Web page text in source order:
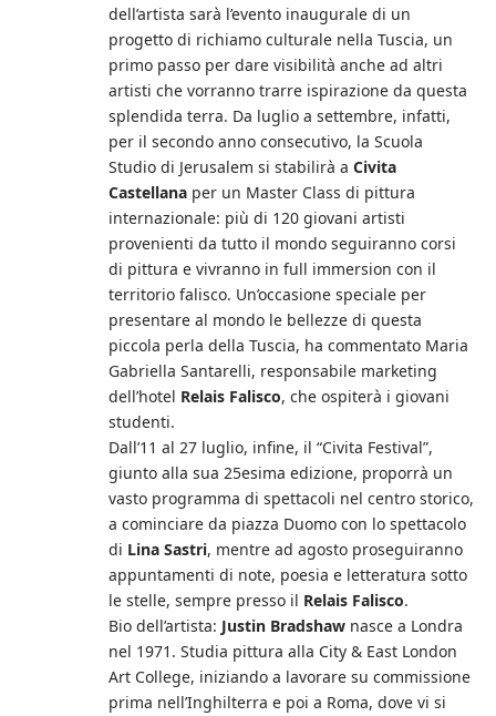
dell’artista sarà l’evento inaugurale di un
progetto di richiamo culturale nella Tuscia, un
primo passo per dare visibilità anche ad altri
artisti che vorranno trarre ispirazione da questa
splendida terra. Da luglio a settembre, infatti,
per il secondo anno consecutivo, la Scuola
Studio di Jerusalem si stabilirà a Civita
Castellana per un Master Class di pittura
internazionale: più di 120 giovani artisti
provenienti da tutto il mondo seguiranno corsi
di pittura e vivranno in full immersion con il
territorio falisco. Un’occasione speciale per
presentare al mondo le bellezze di questa
piccola perla della Tuscia, ha commentato Maria
Gabriella Santarelli, responsabile marketing
dell’hotel Relais Falisco, che ospiterà i giovani
studenti.
Dall’11 al 27 luglio, infine, il “Civita Festival”,
giunto alla sua 25esima edizione, proporrà un
vasto programma di spettacoli nel centro storico,
a cominciare da piazza Duomo con lo spettacolo
di Lina Sastri, mentre ad agosto proseguiranno
appuntamenti di note, poesia e letteratura sotto
le stelle, sempre presso il Relais Falisco.
Bio dell’artista: Justin Bradshaw nasce a Londra
nel 1971. Studia pittura alla City & East London
Art College, iniziando a lavorare su commissione
prima nell’Inghilterra e poi a Roma, dove vi si